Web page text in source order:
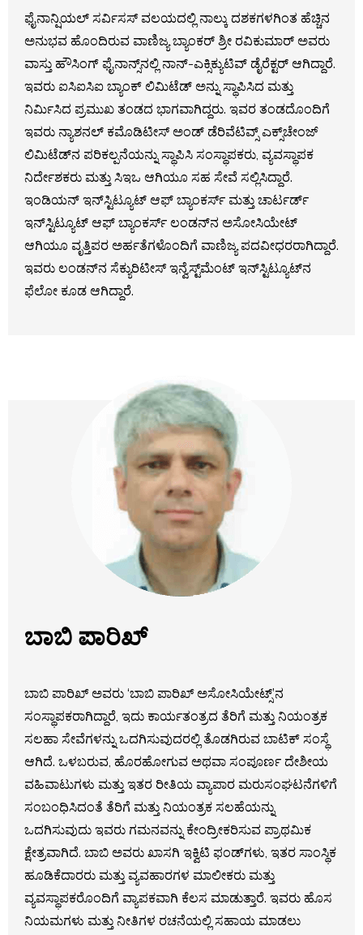
ಫೈನಾನ್ಷಿಯಲ್ ಸರ್ವಿಸಸ್ ವಲಯದಲ್ಲಿ ನಾಲ್ಕು ದಶಕಗಳಗಿಂತ ಹೆಚ್ಚಿನ
ಅನುಭವ ಹೊಂದಿರುವ ವಾಣಿಜ್ಯ ಬ್ಯಾಂಕರ್ ಶ್ರೀ ರವಿಕುಮಾರ್ ಅವರು
ವಾಸ್ತು ಹೌಸಿಂಗ್ ಫೈನಾನ್ಸ್‌ನಲ್ಲಿ ನಾನ್-ಎಕ್ಸಿಕ್ಯುಟಿವ್ ಡೈರೆಕ್ಟರ್ ಆಗಿದ್ದಾರೆ.
ಇವರು ಐಸಿಐಸಿಐ ಬ್ಯಾಂಕ್ ಲಿಮಿಟೆಡ್ ಅನ್ನು ಸ್ಥಾಪಿಸಿದ ಮತ್ತು
ನಿರ್ಮಿಸಿದ ಪ್ರಮುಖ ತಂಡದ ಭಾಗವಾಗಿದ್ದರು. ಇವರ ತಂಡದೊಂದಿಗೆ
ಇವರು ನ್ಯಾಶನಲ್ ಕಮೊಡಿಟೀಸ್ ಅಂಡ್ ಡೆರಿವೆಟಿವ್ಸ್ ಎಕ್ಸ್‌ಚೇಂಜ್
ಲಿಮಿಟೆಡ್‌ನ ಪರಿಕಲ್ಪನೆಯನ್ನು ಸ್ಥಾಪಿಸಿ ಸಂಸ್ಥಾಪಕರು, ವ್ಯವಸ್ಥಾಪಕ
ನಿರ್ದೇಶಕರು ಮತ್ತು ಸಿಇಒ ಆಗಿಯೂ ಸಹ ಸೇವೆ ಸಲ್ಲಿಸಿದ್ದಾರೆ.
ಇಂಡಿಯನ್ ಇನ್‌ಸ್ಟಿಟ್ಯೂಟ್ ಆಫ್ ಬ್ಯಾಂಕರ್ಸ್ ಮತ್ತು ಚಾರ್ಟರ್ಡ್
ಇನ್‌ಸ್ಟಿಟ್ಯೂಟ್ ಆಫ್ ಬ್ಯಾಂಕರ್ಸ್ ಲಂಡನ್‌ನ ಅಸೋಸಿಯೇಟ್
ಆಗಿಯೂ ವೃತ್ತಿಪರ ಅರ್ಹತೆಗಳೊಂದಿಗೆ ವಾಣಿಜ್ಯ ಪದವೀಧರರಾಗಿದ್ದಾರೆ.
ಇವರು ಲಂಡನ್‌ನ ಸೆಕ್ಯುರಿಟೀಸ್ ಇನ್ವೆಸ್ಟ್‌ಮೆಂಟ್ ಇನ್‌ಸ್ಟಿಟ್ಯೂಟ್‌ನ
ಫೆಲೋ ಕೂಡ ಆಗಿದ್ದಾರೆ.
ಬಾಬಿ ಪಾರಿಖ್
ಬಾಬಿ ಪಾರಿಖ್ ಅವರು ‘ಬಾಬಿ ಪಾರಿಖ್ ಅಸೋಸಿಯೇಟ್ಸ್’ನ
ಸಂಸ್ಥಾಪಕರಾಗಿದ್ದಾರೆ, ಇದು ಕಾರ್ಯತಂತ್ರದ ತೆರಿಗೆ ಮತ್ತು ನಿಯಂತ್ರಕ
ಸಲಹಾ ಸೇವೆಗಳನ್ನು ಒದಗಿಸುವುದರಲ್ಲಿ ತೊಡಗಿರುವ ಬಾಟಿಕ್ ಸಂಸ್ಥೆ
ಆಗಿದೆ. ಒಳಬರುವ, ಹೊರಹೋಗುವ ಅಥವಾ ಸಂಪೂರ್ಣ ದೇಶೀಯ
ವಹಿವಾಟುಗಳು ಮತ್ತು ಇತರ ರೀತಿಯ ವ್ಯಾಪಾರ ಮರುಸಂಘಟನೆಗಳಿಗೆ
ಸಂಬಂಧಿಸಿದಂತೆ ತೆರಿಗೆ ಮತ್ತು ನಿಯಂತ್ರಕ ಸಲಹೆಯನ್ನು
ಒದಗಿಸುವುದು ಇವರು ಗಮನವನ್ನು ಕೇಂದ್ರೀಕರಿಸುವ ಪ್ರಾಥಮಿಕ
ಕ್ಷೇತ್ರವಾಗಿದೆ. ಬಾಬಿ ಅವರು ಖಾಸಗಿ ಇಕ್ವಿಟಿ ಫಂಡ್‌ಗಳು, ಇತರ ಸಾಂಸ್ಥಿಕ
ಹೂಡಿಕೆದಾರರು ಮತ್ತು ವ್ಯವಹಾರಗಳ ಮಾಲೀಕರು ಮತ್ತು
ವ್ಯವಸ್ಥಾಪಕರೊಂದಿಗೆ ವ್ಯಾಪಕವಾಗಿ ಕೆಲಸ ಮಾಡುತ್ತಾರೆ. ಇವರು ಹೊಸ
ನಿಯಮಗಳು ಮತ್ತು ನೀತಿಗಳ ರಚನೆಯಲ್ಲಿ ಸಹಾಯ ಮಾಡಲು